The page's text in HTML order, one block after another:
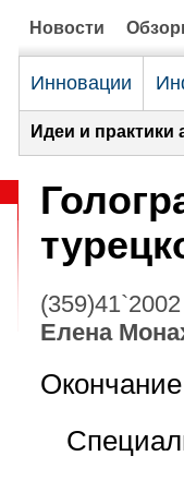
Новости
Инновации
Идеи и практики
(359)41`2002
Елена